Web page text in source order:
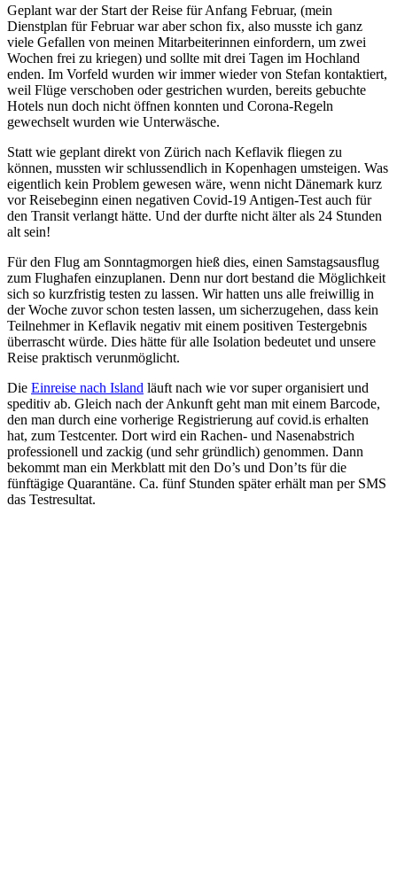
Geplant war der Start der Reise für Anfang Februar, (mein
Dienstplan für Februar war aber schon fix, also musste ich ganz
viele Gefallen von meinen Mitarbeiterinnen einfordern, um zwei
Wochen frei zu kriegen) und sollte mit drei Tagen im Hochland
enden. Im Vorfeld wurden wir immer wieder von Stefan kontaktiert,
weil Flüge verschoben oder gestrichen wurden, bereits gebuchte
Hotels nun doch nicht öffnen konnten und Corona-Regeln
gewechselt wurden wie Unterwäsche.
Statt wie geplant direkt von Zürich nach Keflavik fliegen zu
können, mussten wir schlussendlich in Kopenhagen umsteigen. Was
eigentlich kein Problem gewesen wäre, wenn nicht Dänemark kurz
vor Reisebeginn einen negativen Covid-19 Antigen-Test auch für
den Transit verlangt hätte. Und der durfte nicht älter als 24 Stunden
alt sein!
Für den Flug am Sonntagmorgen hieß dies, einen Samstagsausflug
zum Flughafen einzuplanen. Denn nur dort bestand die Möglichkeit
sich so kurzfristig testen zu lassen. Wir hatten uns alle freiwillig in
der Woche zuvor schon testen lassen, um sicherzugehen, dass kein
Teilnehmer in Keflavik negativ mit einem positiven Testergebnis
überrascht würde. Dies hätte für alle Isolation bedeutet und unsere
Reise praktisch verunmöglicht.
Die Einreise nach Island läuft nach wie vor super organisiert und
speditiv ab. Gleich nach der Ankunft geht man mit einem Barcode,
den man durch eine vorherige Registrierung auf covid.is erhalten
hat, zum Testcenter. Dort wird ein Rachen- und Nasenabstrich
professionell und zackig (und sehr gründlich) genommen. Dann
bekommt man ein Merkblatt mit den Do’s und Don’ts für die
fünftägige Quarantäne. Ca. fünf Stunden später erhält man per SMS
das Testresultat.